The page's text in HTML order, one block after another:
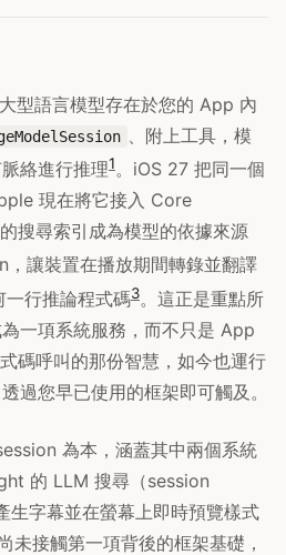
型語言模型存在於您的 App 內
、附上工具，模
絡進行推理1。iOS 27 把同一個
現在將它接入 Core
搜尋索引成為模型的依據來源
，讓裝置在播放期間轉錄並翻譯
行推論程式碼3。這正是重點所
一項系統服務，而不只是 App
碼呼叫的那份智慧，如今也運行
過您早已使用的框架即可觸及。
為本，涵蓋其中兩個系統
的 LLM 搜尋（session
字幕並在螢幕上即時預覽樣式
未接觸第一項背後的框架基礎，